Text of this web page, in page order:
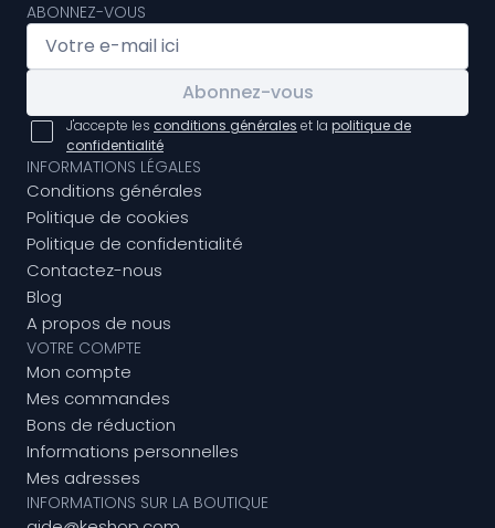
ABONNEZ-VOUS
Abonnez-vous
J'accepte les conditions générales et la politique de
confidentialité
INFORMATIONS LÉGALES
Conditions générales
Politique de cookies
Politique de confidentialité
Contactez-nous
Blog
A propos de nous
VOTRE COMPTE
Mon compte
Mes commandes
Bons de réduction
Informations personnelles
Mes adresses
INFORMATIONS SUR LA BOUTIQUE